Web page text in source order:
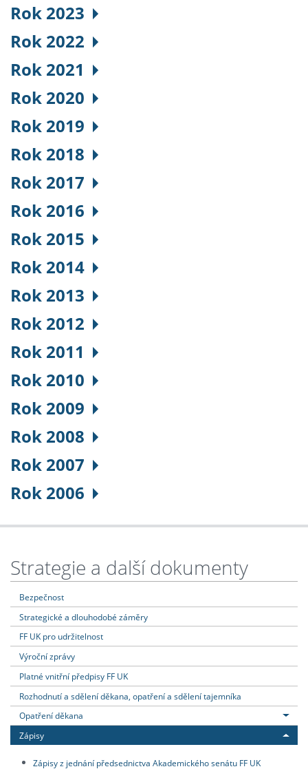
Rok 2023
Rok 2022
Rok 2021
Rok 2020
Rok 2019
Rok 2018
Rok 2017
Rok 2016
Rok 2015
Rok 2014
Rok 2013
Rok 2012
Rok 2011
Rok 2010
Rok 2009
Rok 2008
Rok 2007
Rok 2006
Strategie a další dokumenty
Bezpečnost
Strategické a dlouhodobé záměry
FF UK pro udržitelnost
Výroční zprávy
Platné vnitřní předpisy FF UK
Rozhodnutí a sdělení děkana, opatření a sdělení tajemníka
Opatření děkana
Zápisy
Zápisy z jednání předsednictva Akademického senátu FF UK